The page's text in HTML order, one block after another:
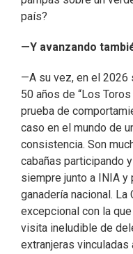
país?
—Y avanzando
—A su vez, en el 2026
50 años de “Los
prueba de
caso en el mundo de
consistencia. Son
cabañas participando
siempre junto a INIA y
ganadería nacional. La
excepcional con la
visita ineludible de
extranjeras